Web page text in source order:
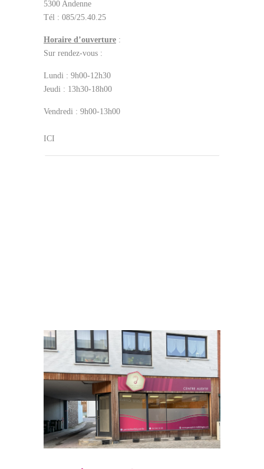
5300 Andenne
Tél : 085/25.40.25
Horaire d’ouverture :
Sur rendez-vous :
Lundi : 9h00-12h30
Jeudi : 13h30-18h00
Vendredi : 9h00-13h00
ICI